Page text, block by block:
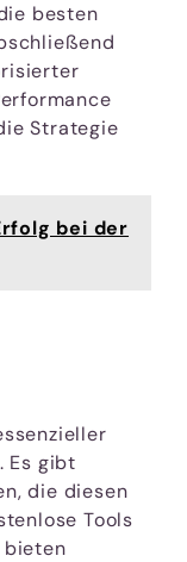
besten
Strategie
bei der
Es gibt
die diesen
Tools
bieten